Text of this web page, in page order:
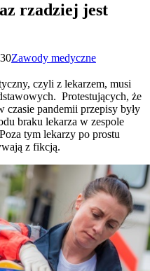
rzadziej jest
Zawody medyczne
czyli z lekarzem, musi
Protestujących, że
czasie pandemii przepisy były
braku lekarza w zespole
tym lekarzy po prostu
z fikcją.